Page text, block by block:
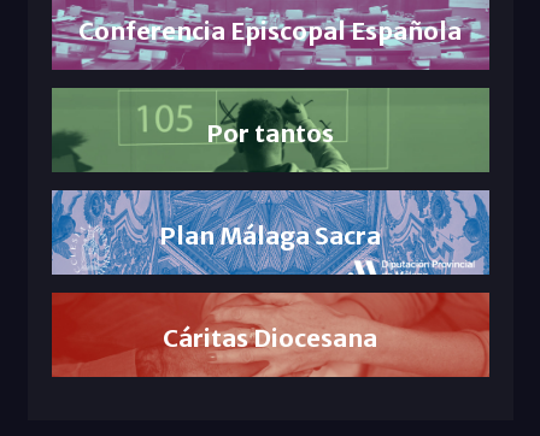
Conferencia Episcopal Española
Por tantos
Plan Málaga Sacra
Cáritas Diocesana